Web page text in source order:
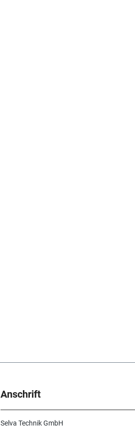
Anschrift
Selva Technik GmbH